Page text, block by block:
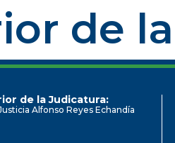
de
de la Judicatura:
Alfonso Reyes Echandía